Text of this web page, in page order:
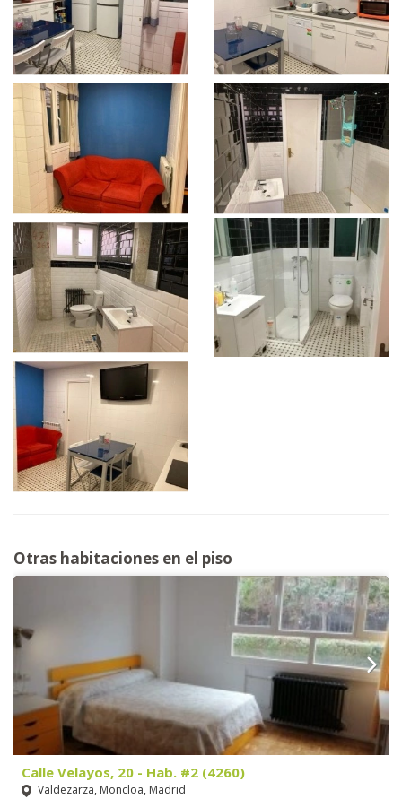
Otras habitaciones en el piso
Calle Velayos, 20 - Hab. #2 (4260)
Valdezarza, Moncloa, Madrid